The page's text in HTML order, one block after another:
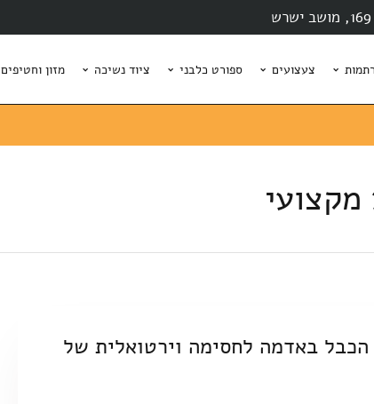
רתמות צעצועים ספורט כלבני ציוד נשיכה מזון וחטיפים
מקצועי
באדמה לחסימה וירטואלית של